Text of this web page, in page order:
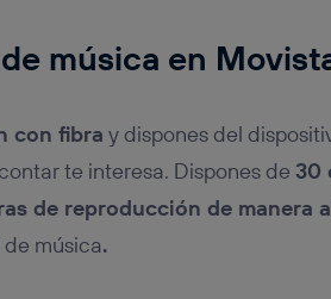
música en
con fibra y dispones del
te interesa. Dispones de 30
de reproducción de manera
música.